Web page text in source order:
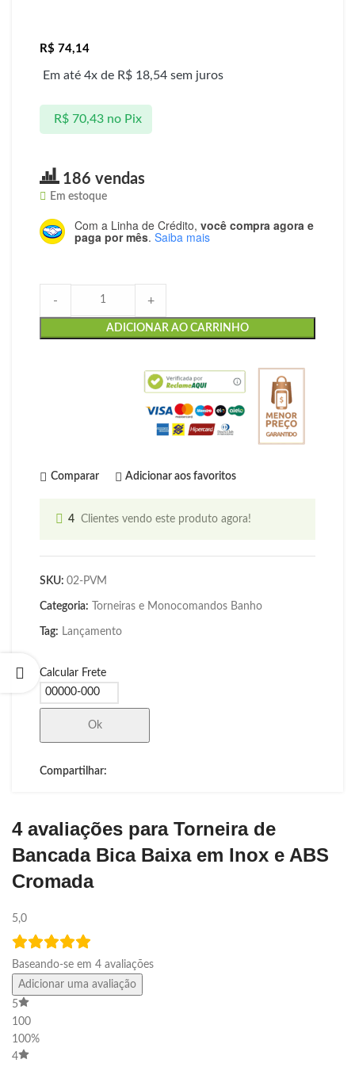
R$ 74,14
Em até 4x de R$ 18,54 sem juros
R$70,43 no Pix
186 vendas
Em estoque
Com a Linha de Crédito, você compra agora e
paga por mês. Saiba mais
- +
ADICIONAR AO CARRINHO
Comparar Adicionar aos favoritos
4 Clientes vendo este produto agora!
SKU: 02-PVM
Categoria: Torneiras e Monocomandos Banho
Tag: Lançamento
Calcular Frete
Ok
Compartilhar:
4 avaliações para Torneira de
Bancada Bica Baixa em Inox e ABS
Cromada
5,0
Baseando-se em 4 avaliações
Adicionar uma avaliação
5
100
100%
4